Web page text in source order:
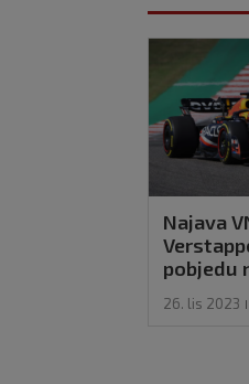
Najava
pobjedu
26. lis 2023